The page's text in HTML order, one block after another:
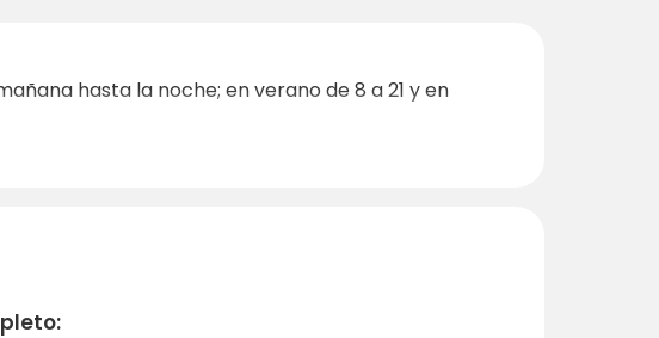
hasta la noche; en verano de 8 a 21 y en